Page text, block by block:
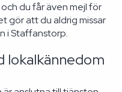
du får även mejl för
gör att du aldrig missar
i Staffanstorp.
lokalkännedom